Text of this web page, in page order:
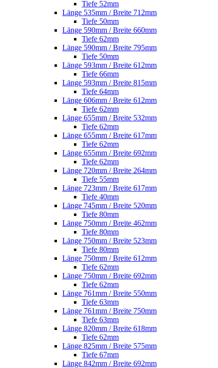
Tiefe 52mm
Länge 535mm / Breite 712mm
Tiefe 50mm
Länge 590mm / Breite 660mm
Tiefe 62mm
Länge 590mm / Breite 795mm
Tiefe 50mm
Länge 593mm / Breite 612mm
Tiefe 66mm
Länge 593mm / Breite 815mm
Tiefe 64mm
Länge 606mm / Breite 612mm
Tiefe 62mm
Länge 655mm / Breite 532mm
Tiefe 62mm
Länge 655mm / Breite 617mm
Tiefe 62mm
Länge 655mm / Breite 692mm
Tiefe 62mm
Länge 720mm / Breite 264mm
Tiefe 55mm
Länge 723mm / Breite 617mm
Tiefe 40mm
Länge 745mm / Breite 520mm
Tiefe 80mm
Länge 750mm / Breite 462mm
Tiefe 80mm
Länge 750mm / Breite 523mm
Tiefe 80mm
Länge 750mm / Breite 612mm
Tiefe 62mm
Länge 750mm / Breite 692mm
Tiefe 62mm
Länge 761mm / Breite 550mm
Tiefe 63mm
Länge 761mm / Breite 750mm
Tiefe 63mm
Länge 820mm / Breite 618mm
Tiefe 62mm
Länge 825mm / Breite 575mm
Tiefe 67mm
Länge 842mm / Breite 692mm